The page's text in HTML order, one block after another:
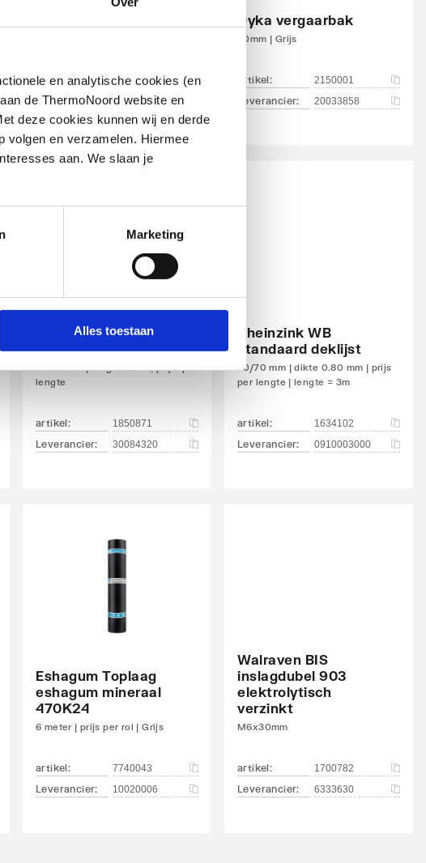
en analytische cookies (en
de ThermoNoord website en
deze cookies kunnen wij en derde
volgen en verzamelen. Hiermee
aan. We slaan je
Marketing
Alles toestaan
Rheinzink WB
artikel: 2420279
Leverancier: 1640000200
Dyka vergaarbak
80mm | Grijs
artikel: 2150001
Leverancier: 20033858
dakrandprofiel Roval
Daktrim aluminium
lengte
artikel: 1850871
Leverancier: 30084320
Rheinzink WB
standaard deklijst
40/70 mm | dikte 0.80 mm | prijs
per lengte | lengte = 3m
artikel: 1634102
Leverancier: 0910003000
Eshagum Toplaag
eshagum mineraal
470K24
6 meter | prijs per rol | Grijs
artikel: 7740043
Leverancier: 10020006
Walraven BIS
inslagdubel 903
elektrolytisch
verzinkt
M6x30mm
artikel: 1700782
Leverancier: 6333630